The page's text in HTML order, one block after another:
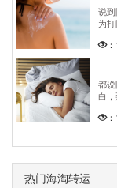
说
为打
都
白，
热门海淘转运